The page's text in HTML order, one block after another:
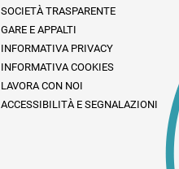
SOCIETÀ TRASPARENTE
GARE E APPALTI
INFORMATIVA PRIVACY
INFORMATIVA COOKIES
LAVORA CON NOI
ACCESSIBILITÀ E SEGNALAZIONI